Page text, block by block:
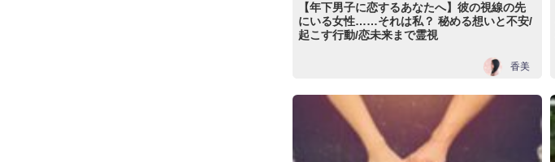
【年下男子に恋するあなたへ】彼の視線の先
にいる女性……それは私？ 秘める想いと不安/
起こす行動/恋未来まで霊視
香美